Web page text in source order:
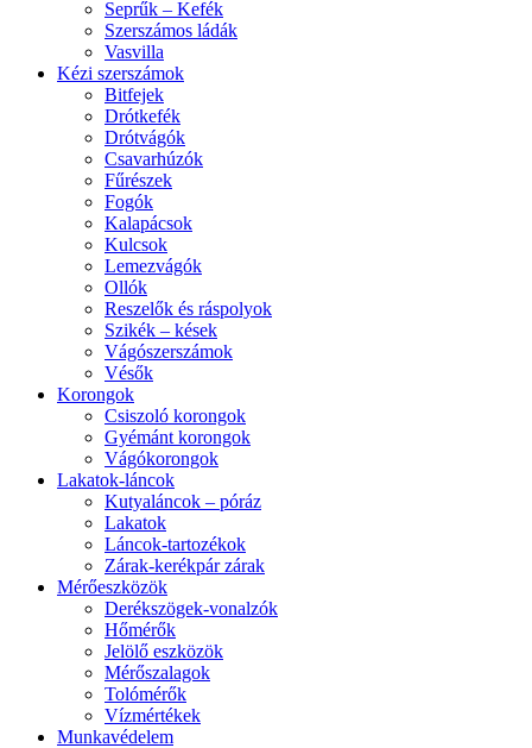
Seprűk – Kefék
Szerszámos ládák
Vasvilla
Kézi szerszámok
Bitfejek
Drótkefék
Drótvágók
Csavarhúzók
Fűrészek
Fogók
Kalapácsok
Kulcsok
Lemezvágók
Ollók
Reszelők és ráspolyok
Szikék – kések
Vágószerszámok
Vésők
Korongok
Csiszoló korongok
Gyémánt korongok
Vágókorongok
Lakatok-láncok
Kutyaláncok – póráz
Lakatok
Láncok-tartozékok
Zárak-kerékpár zárak
Mérőeszközök
Derékszögek-vonalzók
Hőmérők
Jelölő eszközök
Mérőszalagok
Tolómérők
Vízmértékek
Munkavédelem